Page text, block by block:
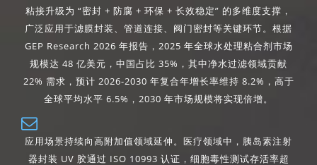
粘接升级为 “密封 + 防腐 + 环保 + 长效稳定” 的多维度支撑，
广泛应用于滤膜封装、管道连接、阀门密封等关键环节。根据
GEP Research 2026 年报告，2025 年全球水处理粘合剂市场
规模达 48 亿美元，中国占比 35%，其中净水过滤领域贡献
22% 需求，预计 2026-2030 年复合年增长率维持 8.2%，高于
全球平均水平 6.5%，2030 年市场规模将实现倍增。
应用场景持续向高附加值领域延伸。医疗领域中，胰岛素注射
器封装 UV 胶通过 ISO 10993 认证，细胞毒性测试存活率超